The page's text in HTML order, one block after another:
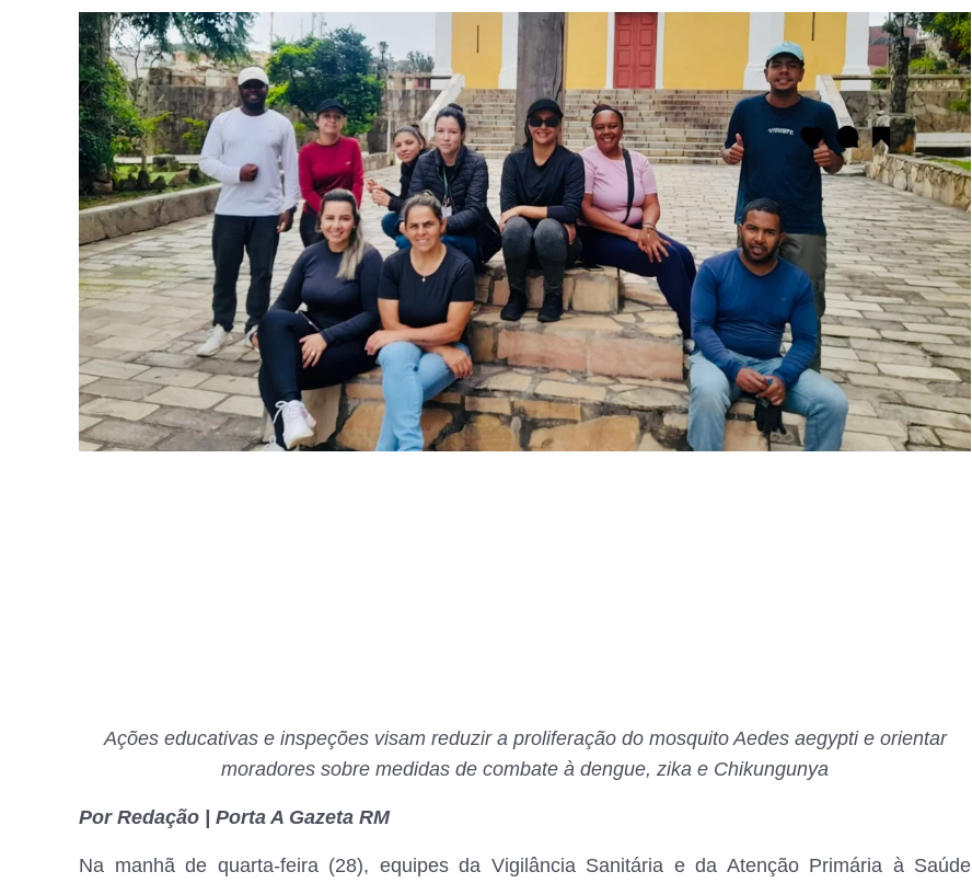
Ações educativas e inspeções visam reduzir a proliferação do mosquito Aedes aegypti e orientar
moradores sobre medidas de combate à dengue, zika e Chikungunya
Por Redação | Porta A Gazeta RM
Na manhã de quarta-feira (28), equipes da Vigilância Sanitária e da Atenção Primária à Saúde